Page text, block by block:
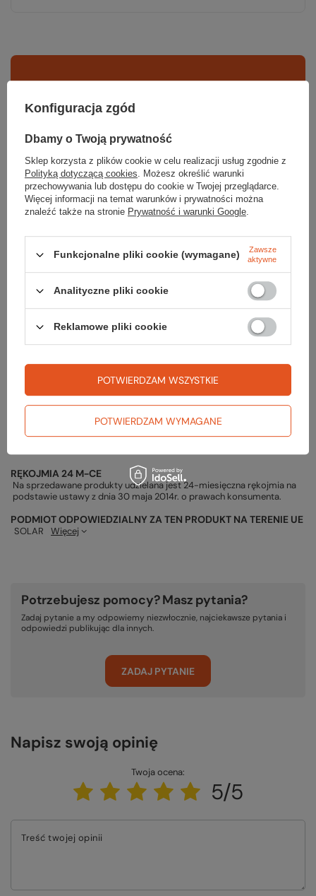
Sprawdź
czy masz wszystko
TWOJA LISTA SPRZĘTOWA
Zerknij też na to:
Chusteczka FOGGIES ANTI-FOG 1 szt
RĘKOJMIA 24 M-CE
Na sprzedawane produkty udzielana jest 24-miesięczna rękojmia na
podstawie ustawy z dnia 30 maja 2014r. o prawach konsumenta.
PODMIOT ODPOWIEDZIALNY ZA TEN PRODUKT NA TERENIE UE
SOLAR Więcej
Potrzebujesz pomocy? Masz pytania?
Zadaj pytanie a my odpowiemy niezwłocznie, najciekawsze pytania i
odpowiedzi publikując dla innych.
ZADAJ PYTANIE
Napisz swoją opinię
Twoja ocena:
5/5
Treść twojej opinii
Konfiguracja zgód
Dbamy o Twoją prywatność
Sklep korzysta z plików cookie w celu realizacji usług zgodnie z
Polityką dotyczącą cookies. Możesz określić warunki
przechowywania lub dostępu do cookie w Twojej przeglądarce.
Więcej informacji na temat warunków i prywatności można
znaleźć także na stronie Prywatność i warunki Google.
Funkcjonalne pliki cookie (wymagane)
Zawsze
aktywne
Analityczne pliki cookie
Reklamowe pliki cookie
POTWIERDZAM WYMAGANE
POTWIERDZAM WSZYSTKIE